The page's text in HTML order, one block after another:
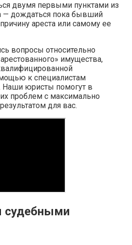
двумя первыми пунктами из
— дождаться пока бывший
ареста или самому ее
вопросы относительно
имущества,
к специалистам
Наши юристы помогут в
проблем с максимально
для вас.
судебными